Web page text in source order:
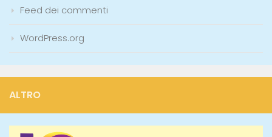
Feed dei commenti
WordPress.org
ALTRO